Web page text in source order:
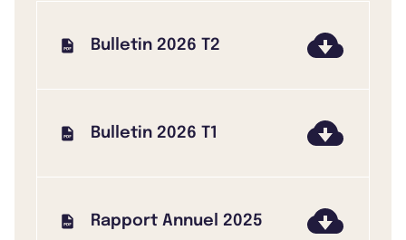
Bulletin 2026 T2
Bulletin 2026 T1
Rapport Annuel 2025